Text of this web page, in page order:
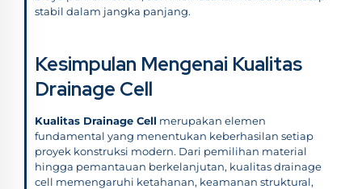
stabil dalam jangka panjang.
Kesimpulan Mengenai Kualitas
Drainage Cell
Kualitas Drainage Cell merupakan elemen
fundamental yang menentukan keberhasilan setiap
proyek konstruksi modern. Dari pemilihan material
hingga pemantauan berkelanjutan, kualitas drainage
cell memengaruhi ketahanan, keamanan struktural,